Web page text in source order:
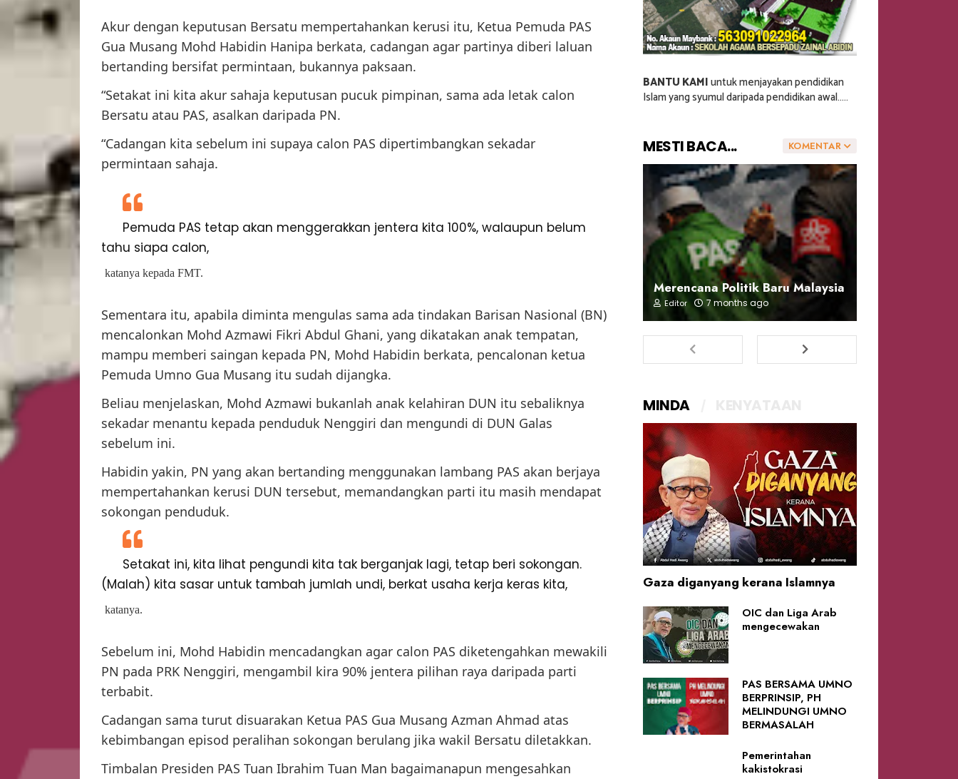
Akur dengan keputusan Bersatu mempertahankan kerusi itu, Ketua Pemuda PAS
Gua Musang Mohd Habidin Hanipa berkata, cadangan agar partinya diberi laluan
bertanding bersifat permintaan, bukannya paksaan.
“Setakat ini kita akur sahaja keputusan pucuk pimpinan, sama ada letak calon
Bersatu atau PAS, asalkan daripada PN.
“Cadangan kita sebelum ini supaya calon PAS dipertimbangkan sekadar
permintaan sahaja.
Pemuda PAS tetap akan menggerakkan jentera kita 100%, walaupun belum
tahu siapa calon,
katanya kepada FMT.
Sementara itu, apabila diminta mengulas sama ada tindakan Barisan Nasional (BN)
mencalonkan Mohd Azmawi Fikri Abdul Ghani, yang dikatakan anak tempatan,
mampu memberi saingan kepada PN, Mohd Habidin berkata, pencalonan ketua
Pemuda Umno Gua Musang itu sudah dijangka.
Beliau menjelaskan, Mohd Azmawi bukanlah anak kelahiran DUN itu sebaliknya
sekadar menantu kepada penduduk Nenggiri dan mengundi di DUN Galas
sebelum ini.
Habidin yakin, PN yang akan bertanding menggunakan lambang PAS akan berjaya
mempertahankan kerusi DUN tersebut, memandangkan parti itu masih mendapat
sokongan penduduk.
Setakat ini, kita lihat pengundi kita tak berganjak lagi, tetap beri sokongan.
(Malah) kita sasar untuk tambah jumlah undi, berkat usaha kerja keras kita,
katanya.
Sebelum ini, Mohd Habidin mencadangkan agar calon PAS diketengahkan mewakili
PN pada PRK Nenggiri, mengambil kira 90% jentera pilihan raya daripada parti
terbabit.
Cadangan sama turut disuarakan Ketua PAS Gua Musang Azman Ahmad atas
kebimbangan episod peralihan sokongan berulang jika wakil Bersatu diletakkan.
Timbalan Presiden PAS Tuan Ibrahim Tuan Man bagaimanapun mengesahkan
BANTU KAMIuntuk menjayakan pendidikan
Islam yang syumul daripada pendidikan awal.....
KOMENTAR
MESTI BACA...
Merencana Politik Baru Malaysia
Editor 7 months ago
MINDA
Gaza diganyang kerana Islamnya
OIC dan Liga Arab
mengecewakan
PAS BERSAMA UMNO
BERPRINSIP, PH
MELINDUNGI UMNO
BERMASALAH
Pemerintahan
kakistokrasi